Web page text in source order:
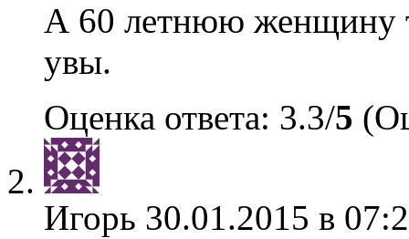
А 60 летнюю женщину
увы.
Оценка ответа: 3.3/5
Игорь 30.01.2015 в